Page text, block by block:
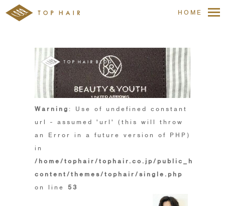
HOME
Warning : Use of undefined constant
url - assumed 'url' (this will throw
an Error in a future version of PHP)
in
/home/tophair/tophair.co.jp/public_html/
content/themes/tophair/single.php
on line 53